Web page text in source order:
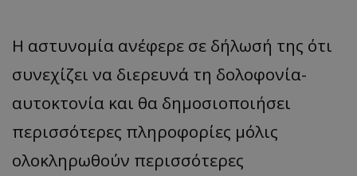
Η αστυνομία ανέφερε σε δήλωσή της ότι
συνεχίζει να διερευνά τη δολοφονία-
αυτοκτονία και θα δημοσιοποιήσει
περισσότερες πληροφορίες μόλις
ολοκληρωθούν περισσότερες